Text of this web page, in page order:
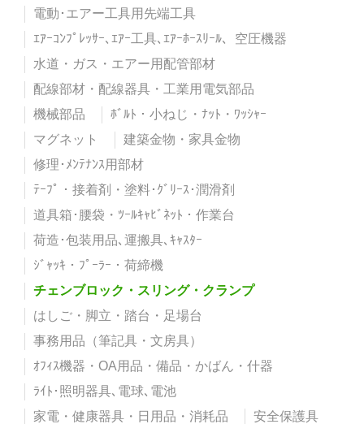
電動･エアー工具用先端工具
ｴｱｰｺﾝﾌﾟﾚｯｻｰ､ｴｱｰ工具､ｴｱｰﾎｰｽﾘｰﾙ、空圧機器
水道・ガス・エアー用配管部材
配線部材・配線器具・工業用電気部品
機械部品
ﾎﾞﾙﾄ・小ねじ・ﾅｯﾄ・ﾜｯｼｬｰ
マグネット
建築金物・家具金物
修理･ﾒﾝﾃﾅﾝｽ用部材
ﾃｰﾌﾟ・接着剤・塗料･ｸﾞﾘｰｽ･潤滑剤
道具箱･腰袋・ﾂｰﾙｷｬﾋﾞﾈｯﾄ・作業台
荷造･包装用品､運搬具､ｷｬｽﾀｰ
ｼﾞｬｯｷ・ﾌﾟｰﾗｰ・荷締機
チェンブロック・スリング・クランプ
はしご・脚立・踏台・足場台
事務用品（筆記具・文房具）
ｵﾌｨｽ機器・OA用品・備品・かばん・什器
ﾗｲﾄ･照明器具､電球､電池
家電・健康器具・日用品・消耗品
安全保護具